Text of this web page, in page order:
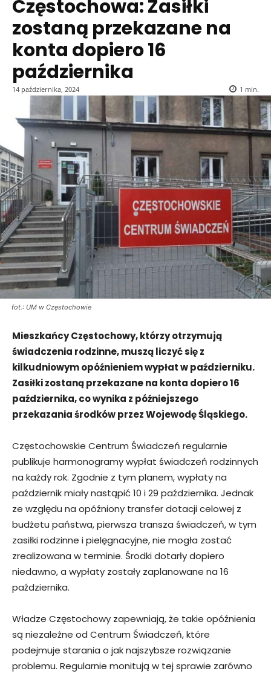
Częstochowa: Zasiłki
zostaną przekazane na
konta dopiero 16
października
14 października, 2024 1 min.
fot.: UM w Częstochowie
Mieszkańcy Częstochowy, którzy otrzymują
świadczenia rodzinne, muszą liczyć się z
kilkudniowym opóźnieniem wypłat w październiku.
Zasiłki zostaną przekazane na konta dopiero 16
października, co wynika z późniejszego
przekazania środków przez Wojewodę Śląskiego.
Częstochowskie Centrum Świadczeń regularnie
publikuje harmonogramy wypłat świadczeń rodzinnych
na każdy rok. Zgodnie z tym planem, wypłaty na
październik miały nastąpić 10 i 29 października. Jednak
ze względu na opóźniony transfer dotacji celowej z
budżetu państwa, pierwsza transza świadczeń, w tym
zasiłki rodzinne i pielęgnacyjne, nie mogła zostać
zrealizowana w terminie. Środki dotarły dopiero
niedawno, a wypłaty zostały zaplanowane na 16
października.
Władze Częstochowy zapewniają, że takie opóźnienia
są niezależne od Centrum Świadczeń, które
podejmuje starania o jak najszybsze rozwiązanie
problemu. Regularnie monitują w tej sprawie zarówno